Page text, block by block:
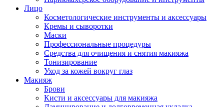
Лицо
Косметологические инструменты и аксессуары
Кремы и сыворотки
Маски
Профессиональные процедуры
Средства для очищения и снятия макияжа
Тонизирование
Уход за кожей вокруг глаз
Макияж
Брови
Кисти и аксессуары для макияжа